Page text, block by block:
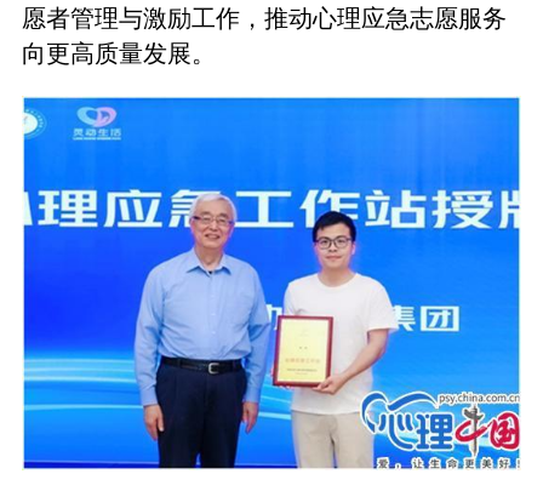
愿者管理与激励工作，推动心理应急志愿服务
向更高质量发展。